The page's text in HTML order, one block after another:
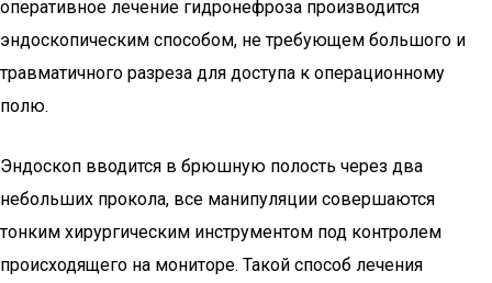
оперативное лечение гидронефроза производится
эндоскопическим способом, не требующем большого и
травматичного разреза для доступа к операционному
полю.
Эндоскоп вводится в брюшную полость через два
небольших прокола, все манипуляции совершаются
тонким хирургическим инструментом под контролем
происходящего на мониторе. Такой способ лечения